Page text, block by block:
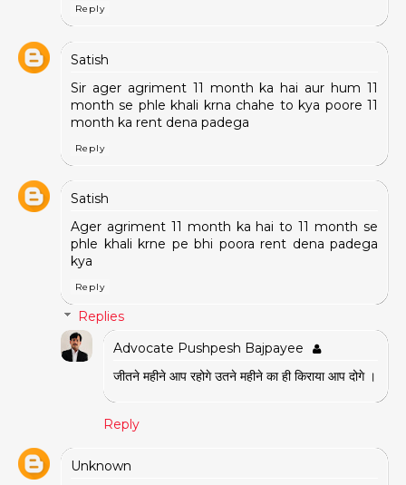
Reply
Satish
Sir ager agriment 11 month ka hai aur hum 11
month se phle khali krna chahe to kya poore 11
month ka rent dena padega
Reply
Satish
Ager agriment 11 month ka hai to 11 month se
phle khali krne pe bhi poora rent dena padega
kya
Reply
Replies
Advocate Pushpesh Bajpayee
जीतने महीने आप रहोगे उतने महीने का ही किराया आप दोगे ।
Reply
Unknown